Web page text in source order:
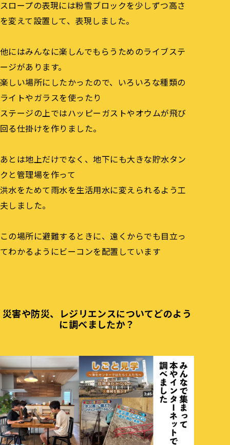
スロープの表現には粉雪ブロックを少しずつ高さ
を変えて設置して、表現しました。
他にはみんなに楽しんでもらうためのライブステ
ージがあります。
楽しい場所にしたかったので、いろいろな種類の
ライトやガラスを使ったり
ステージの上ではハッピーガストやオウムが飛び
回る仕掛けを作りました。
あとは地上だけでなく、地下にも大きな貯水タン
クと管理場を作って
洪水をためて雨水を生活用水に変えられるよう工
夫しました。
この場所に避難するときに、遠くからでも目立っ
てわかるようにビーコンを配置しています
災害や防災、レジリエンスについてどのよう
に調べましたか？